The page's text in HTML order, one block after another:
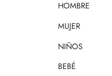
HOMBRE
MUJER
NIÑOS
BEBÉ